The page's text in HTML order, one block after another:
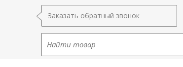
Заказать обратный звонок